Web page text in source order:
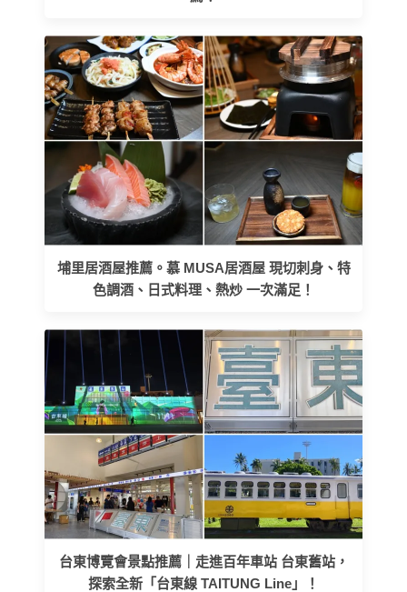
埔里居酒屋推薦。慕 MUSA居酒屋 現切刺身、特
色調酒、日式料理、熱炒 一次滿足！
台東博覽會景點推薦｜走進百年車站 台東舊站，
探索全新「台東線 TAITUNG Line」！